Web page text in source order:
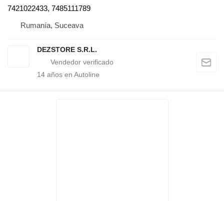
7421022433, 7485111789
Rumanía, Suceava
DEZSTORE S.R.L.
14 años en Autoline